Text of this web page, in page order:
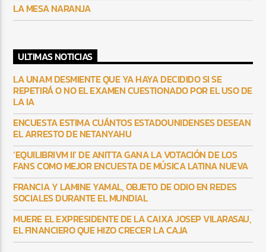
LA MESA NARANJA
ULTIMAS NOTICIAS
LA UNAM DESMIENTE QUE YA HAYA DECIDIDO SI SE
REPETIRÁ O NO EL EXAMEN CUESTIONADO POR EL USO DE
LA IA
ENCUESTA ESTIMA CUÁNTOS ESTADOUNIDENSES DESEAN
EL ARRESTO DE NETANYAHU
‘EQUILIBRIVM II’ DE ANITTA GANA LA VOTACIÓN DE LOS
FANS COMO MEJOR ENCUESTA DE MÚSICA LATINA NUEVA
FRANCIA Y LAMINE YAMAL, OBJETO DE ODIO EN REDES
SOCIALES DURANTE EL MUNDIAL
MUERE EL EXPRESIDENTE DE LA CAIXA JOSEP VILARASAU,
EL FINANCIERO QUE HIZO CRECER LA CAJA